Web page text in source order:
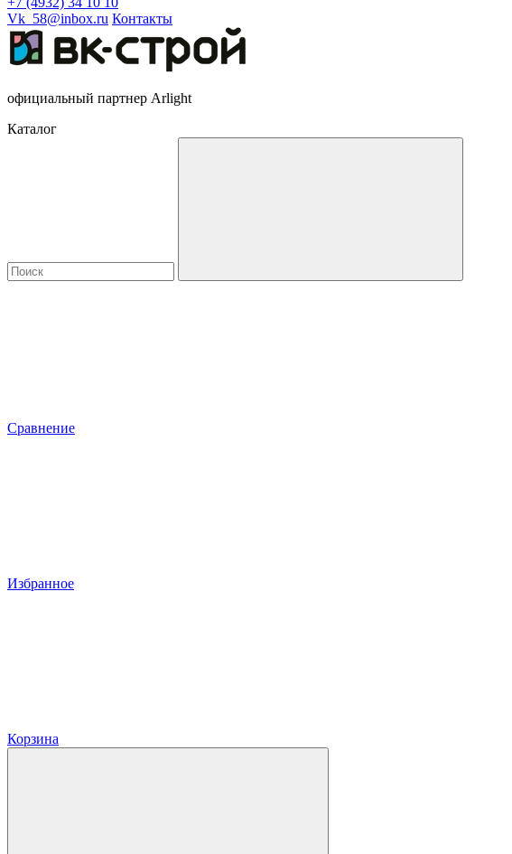
Vk_58@inbox.ru Контакты
официальный партнер Arlight
Каталог
Сравнение
Избранное
Корзина